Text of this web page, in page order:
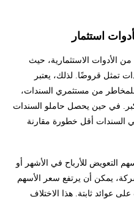
استثمار
الأدوات الاستثمارية، حيث
تمثل قروضًا. لذلك، يعتبر
من مستثمري السندات،
في حين يحصل حاملو السندات
السندات أقل خطورة مقارنة
التعويض للأرباح في الأشهر أو
يمكن أن يرتفع سعر الأسهم
عوائد ثابتة. هذا الاختلاف